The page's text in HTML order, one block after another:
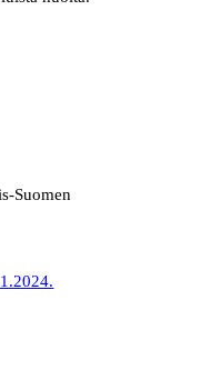
Suomen